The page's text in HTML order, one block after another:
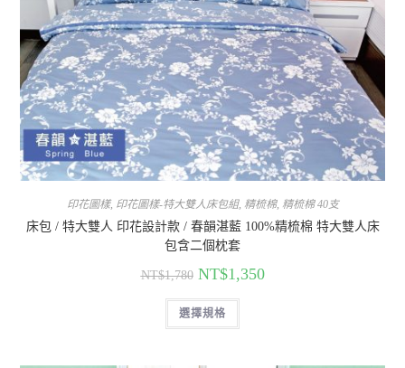
印花圖樣, 印花圖樣-特大雙人床包組, 精梳棉, 精梳棉 40支
床包 / 特大雙人 印花設計款 / 春韻湛藍 100%精梳棉 特大雙人床
包含二個枕套
NT$1,780 NT$1,350
選擇規格